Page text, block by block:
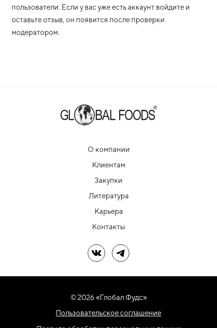
пользователи. Если у вас уже есть аккаунт войдите и
оставьте отзыв, он появится после проверки
модератором.
О компании
Клиентам
Закупки
Литература
Карьера
Контакты
Мы в ВКМы в Telegram
© 2026 «Глобал Фудс»
Пользовательское соглашение